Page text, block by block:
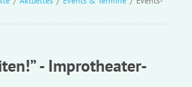
- Improtheater-